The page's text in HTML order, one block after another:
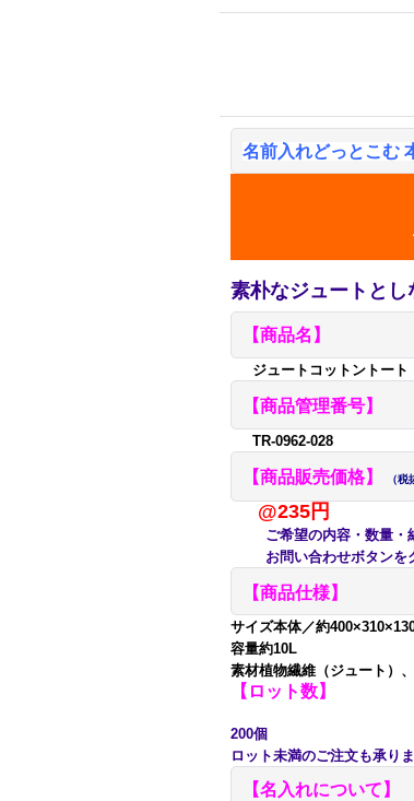
名前入れどっとこむ
素朴なジュートと
【商品名】
ジュートコットントート
【商品管理番号】
TR-0962-028
【商品販売価格】 （税
@235円
ご希望の内容・数量・納
お問い合わせボタンをク
【商品仕様】
サイズ本体／約
容量約10L
素材植物繊維（ジュート）
【ロット数】
200個
ロット未満のご注文も承り
【名入れについて】